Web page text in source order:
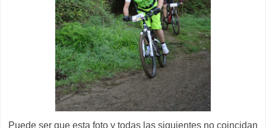
Puede ser que esta foto y todas las siguientes no coincidan